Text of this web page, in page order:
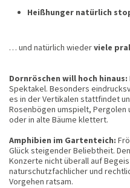
Heißhunger natürlich
… und natürlich wiederviele
Dornröschen will hoch hinaus:
Spektakel. Besonders
es in der Vertikalen stattfindet
Rosenbögen umspielt,
oder in alte Bäume klettert.
Amphibien im Gartenteich:
Glück steigender Beliebtheit.
Konzerte nicht überall auf
naturschutzfachlicher und
Vorgehen ratsam.